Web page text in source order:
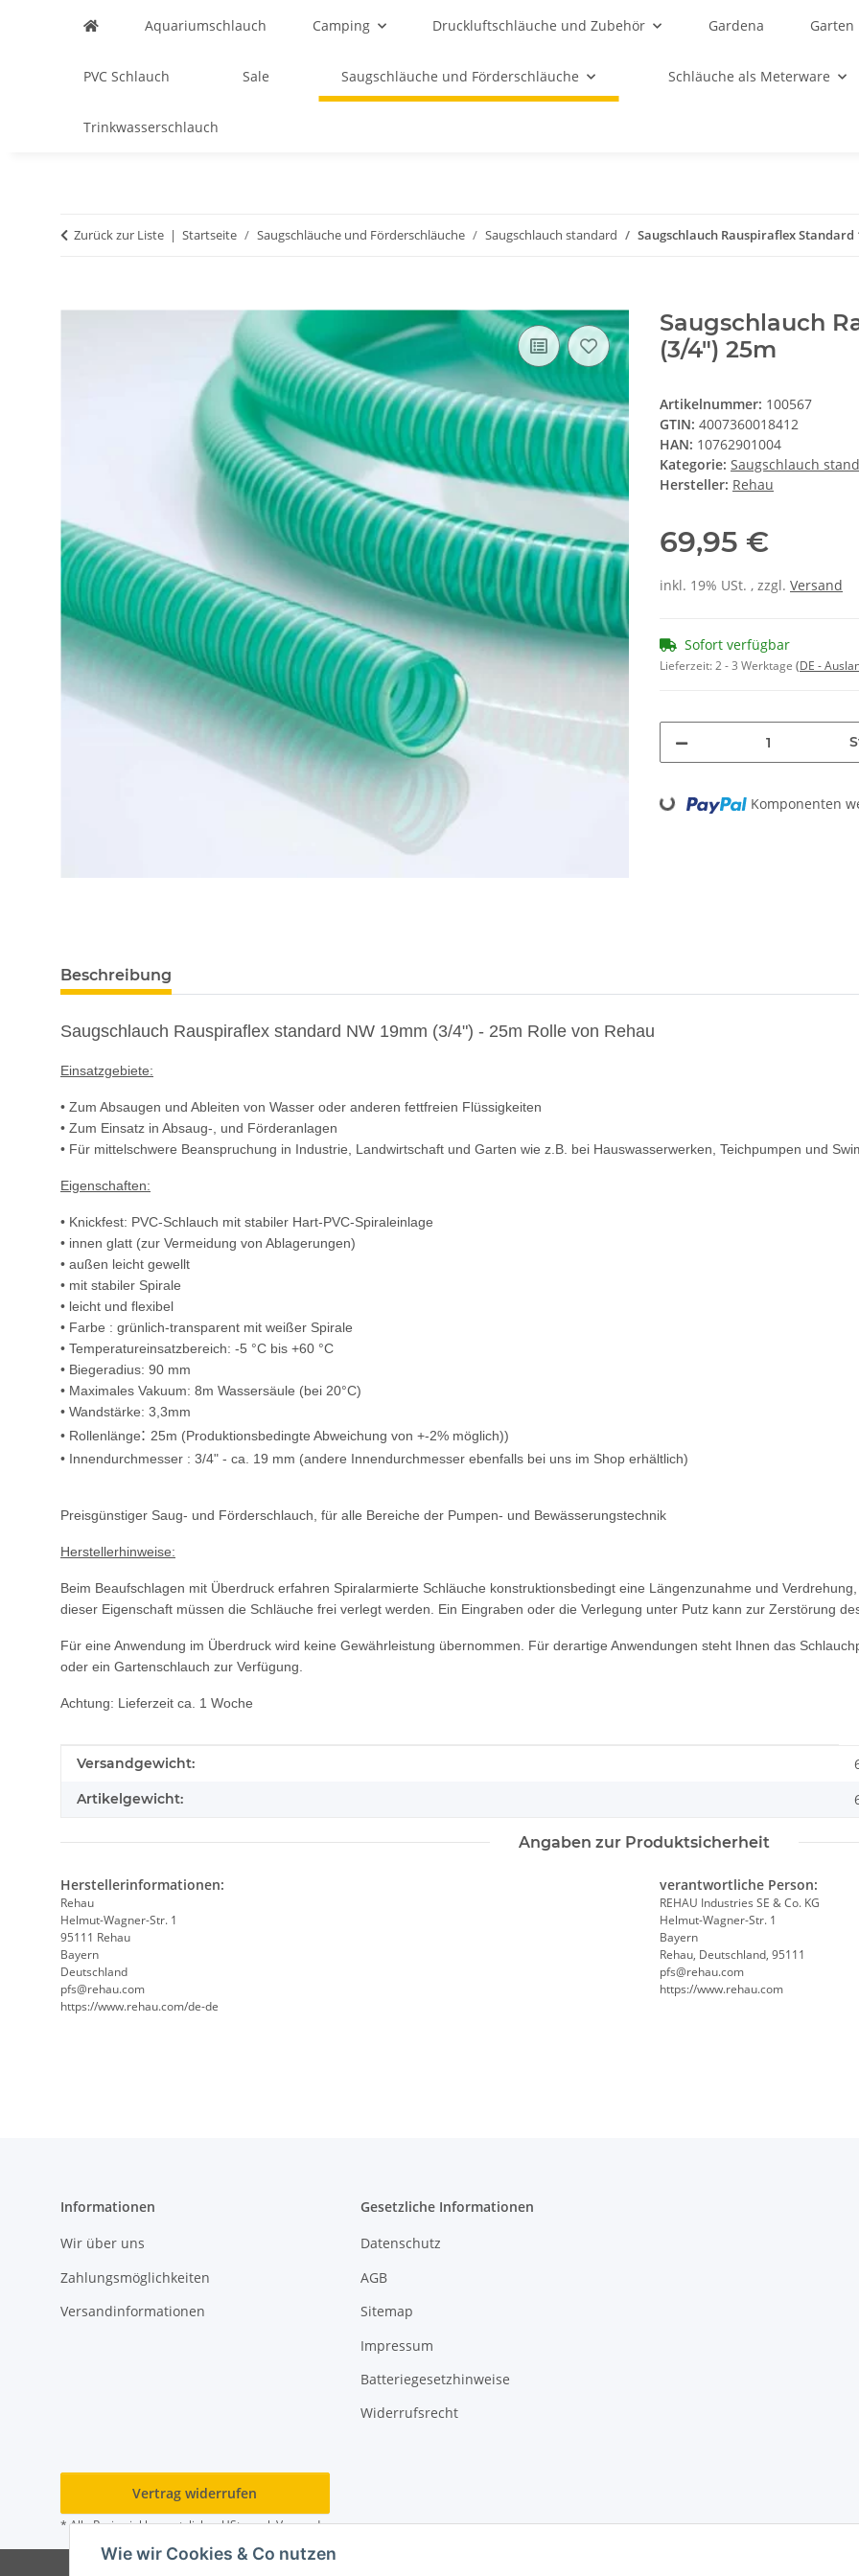
Wie wir Cookies & Co nutzen
Aquariumschlauch Camping Druckluftschläuche und Zubehör Gardena Garten
PVC Schlauch Sale Saugschläuche und Förderschläuche Schläuche als Meterware
Trinkwasserschlauch
Zurück zur Liste Startseite Saugschläuche und Förderschläuche Saugschlauch standard Saugschlauch Rauspiraflex Standard
Saugschlauch
(3/4") 25m
Artikelnummer: 100567
GTIN: 4007360018412
HAN: 10762901004
Kategorie: Saugschlauch
Hersteller: Rehau
69,95 €
inkl. 19% USt. , zzgl. Versand
Sofort verfügbar
Lieferzeit:2 - 3 Werktage (DE -
Loading... Komponenten
Beschreibung
Saugschlauch Rauspiraflex standard NW 19mm (3/4") - 25m Rolle von Rehau
Einsatzgebiete:
• Zum Absaugen und Ableiten von Wasser oder anderen fettfreien Flüssigkeiten
• Zum Einsatz in Absaug-, und Förderanlagen
• Für mittelschwere Beanspruchung in Industrie, Landwirtschaft und Garten wie z.B. bei Hauswasserwerken, Teichpumpen und
Eigenschaften:
• Knickfest: PVC-Schlauch mit stabiler Hart-PVC-Spiraleinlage
• innen glatt (zur Vermeidung von Ablagerungen)
• außen leicht gewellt
• mit stabiler Spirale
• leicht und flexibel
• Farbe : grünlich-transparent mit weißer Spirale
• Temperatureinsatzbereich: -5 °C bis +60 °C
• Biegeradius: 90 mm
• Maximales Vakuum: 8m Wassersäule (bei 20°C)
• Wandstärke: 3,3mm
• Rollenlänge: 25m (Produktionsbedingte Abweichung von +-2% möglich))
• Innendurchmesser : 3/4" - ca. 19 mm (andere Innendurchmesser ebenfalls bei uns im Shop erhältlich)
Preisgünstiger Saug- und Förderschlauch, für alle Bereiche der Pumpen- und Bewässerungstechnik
Herstellerhinweise:
Beim Beaufschlagen mit Überdruck erfahren Spiralarmierte Schläuche konstruktionsbedingt eine Längenzunahme und
dieser Eigenschaft müssen die Schläuche frei verlegt werden. Ein Eingraben oder die Verlegung unter Putz kann zur Zerstörung
Für eine Anwendung im Überdruck wird keine Gewährleistung übernommen. Für derartige Anwendungen steht Ihnen das
oder ein Gartenschlauch zur Verfügung.
Achtung: Lieferzeit ca. 1 Woche
Produkteigenschaft
Wert
Versandgewicht:
Artikelgewicht:
Angaben zur Produktsicherheit
Herstellerinformationen:
Rehau
Helmut-Wagner-Str. 1
95111 Rehau
Bayern
Deutschland
pfs@rehau.com
https://www.rehau.com/de-de
verantwortliche Person:
REHAU Industries SE & Co. KG
Helmut-Wagner-Str. 1
Bayern
Rehau, Deutschland, 95111
pfs@rehau.com
https://www.rehau.com
Informationen
Wir über uns
Zahlungsmöglichkeiten
Versandinformationen
Gesetzliche Informationen
Datenschutz
AGB
Sitemap
Impressum
Batteriegesetzhinweise
Widerrufsrecht
Vertrag widerrufen
* Alle Preise inkl. gesetzlicher USt., zzgl.Versand